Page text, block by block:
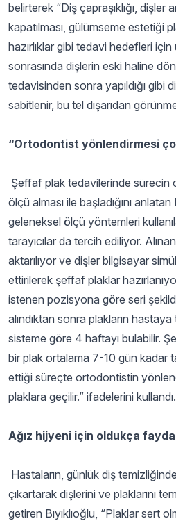
belirterek “Diş çapraşıklığı, dişler
kapatılması, gülümseme estetiği
hazırlıklar gibi tedavi hedefleri
sonrasında dişlerin eski haline
tedavisinden sonra yapıldığı gibi
sabitlenir, bu tel dışarıdan
“Ortodontist yönlendirmesi
Şeffaf plak tedavilerinde sürecin
ölçü alması ile başladığını
geleneksel ölçü yöntemleri
tarayıcılar da tercih ediliyor.
aktarılıyor ve dişler bilgisayar
ettirilerek şeffaf plaklar
istenen pozisyona göre seri
alındıktan sonra plakların
sisteme göre 4 haftayı bulabilir.
bir plak ortalama 7-10 gün kadar
ettiği süreçte ortodontistin
plaklara geçilir.” ifadelerini kullandı.
Ağız hijyeni için oldukça
Hastaların, günlük diş
çıkartarak dişlerini ve plaklarını
getiren Bıyıklıoğlu, “Plaklar sert